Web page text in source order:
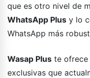
que es otro nivel de
WhatsApp Plus y lo
WhatsApp más
Wasap Plus te ofrece
exclusivas que